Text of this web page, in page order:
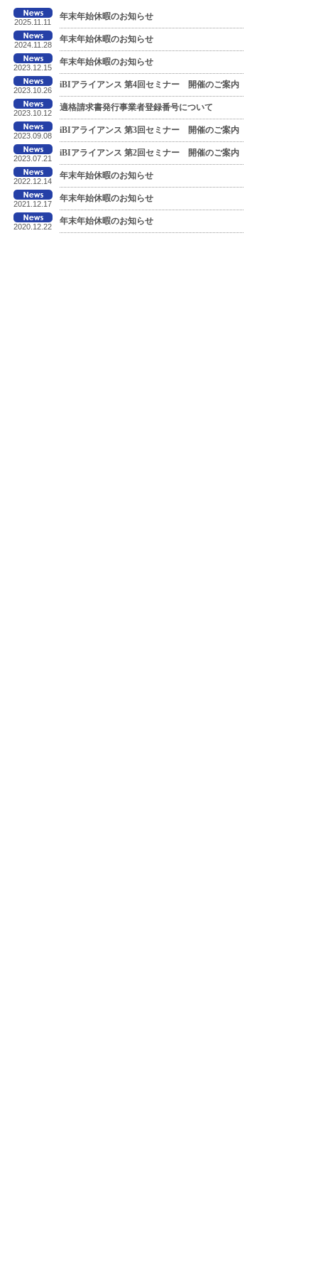
年末年始休暇のお知らせ
2025.11.11
年末年始休暇のお知らせ
2024.11.28
年末年始休暇のお知らせ
2023.12.15
iBIアライアンス 第4回セミナー 開催のご案内
2023.10.26
適格請求書発行事業者登録番号について
2023.10.12
iBIアライアンス 第3回セミナー 開催のご案内
2023.09.08
iBIアライアンス 第2回セミナー 開催のご案内
2023.07.21
年末年始休暇のお知らせ
2022.12.14
年末年始休暇のお知らせ
2021.12.17
年末年始休暇のお知らせ
2020.12.22